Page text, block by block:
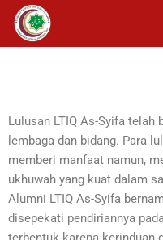
Skip
Lulusan LTIQ As-Syifa telah
lembaga dan bidang. Para
memberi manfaat namun,
ukhuwah yang kuat dalam
Alumni LTIQ As-Syifa
disepekati pendiriannya